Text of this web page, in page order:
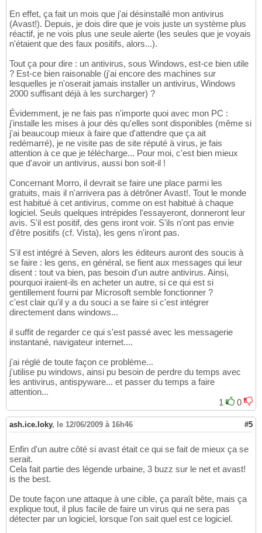
En effet, ça fait un mois que j'ai désinstallé mon antivirus
(Avast!). Depuis, je dois dire que je vois juste un système plus
réactif, je ne vois plus une seule alerte (les seules que je voyais
n'étaient que des faux positifs, alors...).
Tout ça pour dire : un antivirus, sous Windows, est-ce bien utile
? Est-ce bien raisonable (j'ai encore des machines sur
lesquelles je n'oserait jamais installer un antivirus, Windows
2000 suffisant déjà à les surcharger) ?
Évidemment, je ne fais pas n'importe quoi avec mon PC :
j'installe les mises à jour dès qu'elles sont disponibles (même si
j'ai beaucoup mieux à faire que d'attendre que ça ait
redémarré), je ne visite pas de site réputé à virus, je fais
attention à ce que je télécharge... Pour moi, c'est bien mieux
que d'avoir un antivirus, aussi bon soit-il !
Concernant Morro, il devrait se faire une place parmi les
gratuits, mais il n'arrivera pas à détrôner Avast!. Tout le monde
est habitué à cet antivirus, comme on est habitué à chaque
logiciel. Seuls quelques intrépides l'essayeront, donneront leur
avis. S'il est positif, des gens iront voir. S'ils n'ont pas envie
d'être positifs (cf. Vista), les gens n'iront pas.
S'il est intégré à Seven, alors les éditeurs auront des soucis à
se faire : les gens, en général, se fient aux messages qui leur
disent : tout va bien, pas besoin d'un autre antivirus. Ainsi,
pourquoi iraient-ils en acheter un autre, si ce qui est si
gentillement fourni par Microsoft semble fonctionner ?
c'est clair qu'il y a du souci a se faire si c'est intégrer
directement dans windows...
il suffit de regarder ce qui s'est passé avec les messagerie
instantané, navigateur internet....
j'ai réglé de toute façon ce problème...
j'utilise pu windows, ainsi pu besoin de perdre du temps avec
les antivirus, antispyware... et passer du temps a faire
attention...
1
0
ash.ice.loky, le 12/06/2009 à 16h46 #5
Enfin d'un autre côté si avast était ce qui se fait de mieux ça se
serait.
Cela fait partie des légende urbaine, 3 buzz sur le net et avast!
is the best.
De toute façon une attaque à une cible, ça paraît bête, mais ça
explique tout, il plus facile de faire un virus qui ne sera pas
détecter par un logiciel, lorsque l'on sait quel est ce logiciel.